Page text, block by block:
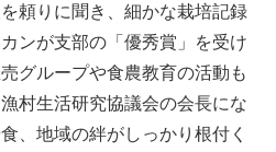
頼りに聞き、細かな栽培記録
ンが支部の「優秀賞」を受け
グループや食農教育の活動も
村生活研究協議会の会長にな
、地域の絆がしっかり根付く